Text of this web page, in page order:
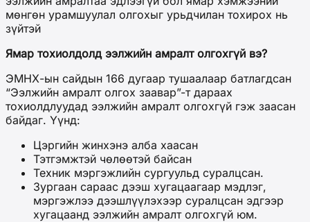
мөнгөн урамшуулал олгохыг урьдчилан тохирох нь
зүйтэй
Ямар тохиолдолд ээлжийн амралт олгохгүй вэ?
ЭМНХ-ын сайдын 166 дугаар тушаалаар батлагдсан
“Ээлжийн амралт олгох заавар”-т дараах
тохиолдлуудад ээлжийн амралт олгохгүй гэж заасан
байдаг. Үүнд:
Цэргийн жинхэнэ алба хаасан
Тэтгэмжтэй чөлөөтэй байсан
Техник мэргэжлийн сургуульд суралцсан.
Зургаан сараас дээш хугацаагаар мэдлэг,
мэргэжлээ дээшлүүлэхээр суралцсан эдгээр
хугацаанд ээлжийн амралт олгохгүй юм.